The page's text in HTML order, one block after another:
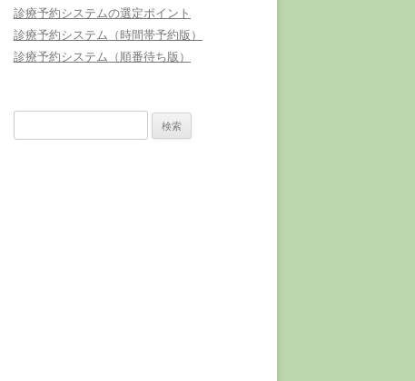
診療予約システムの選定ポイント
診療予約システム（時間帯予約版）
診療予約システム（順番待ち版）
索: